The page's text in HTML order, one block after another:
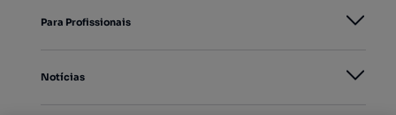
Para Profissionais
Notícias